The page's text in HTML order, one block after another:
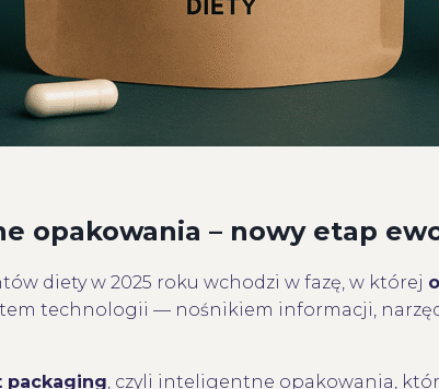
opakowania – nowy etap
diety w 2025 roku wchodzi w fazę, w której
technologii — nośnikiem informacji,
packaging, czyli inteligentne opakowania,